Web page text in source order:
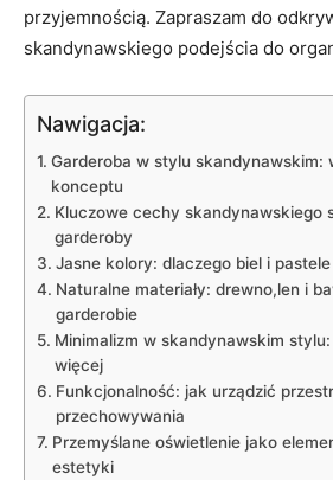
przyjemnością. Zapraszam do
skandynawskiego podejścia do
Nawigacja:
Garderoba w stylu skandynawskim:
konceptu
Kluczowe cechy skandynawskiego
garderoby
Jasne kolory: dlaczego biel i
Naturalne materiały: drewno,len i
garderobie
Minimalizm w skandynawskim
więcej
Funkcjonalność: jak urządzić
przechowywania
Przemyślane oświetlenie jako
estetyki